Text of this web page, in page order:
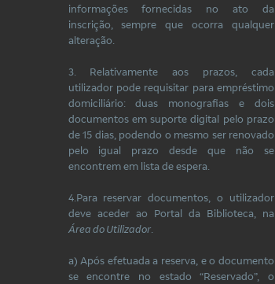
informações fornecidas no ato da
inscrição, sempre que ocorra qualquer
alteração.
3. Relativamente aos prazos, cada
utilizador pode requisitar para empréstimo
domiciliário: duas monografias e dois
documentos em suporte digital pelo prazo
de 15 dias, podendo o mesmo ser renovado
pelo igual prazo desde que não se
encontrem em lista de espera.
4.Para reservar documentos, o utilizador
deve aceder ao Portal da Biblioteca, na
Área do Utilizador.
a) Após efetuada a reserva, e o documento
se encontre no estado “Reservado”, o